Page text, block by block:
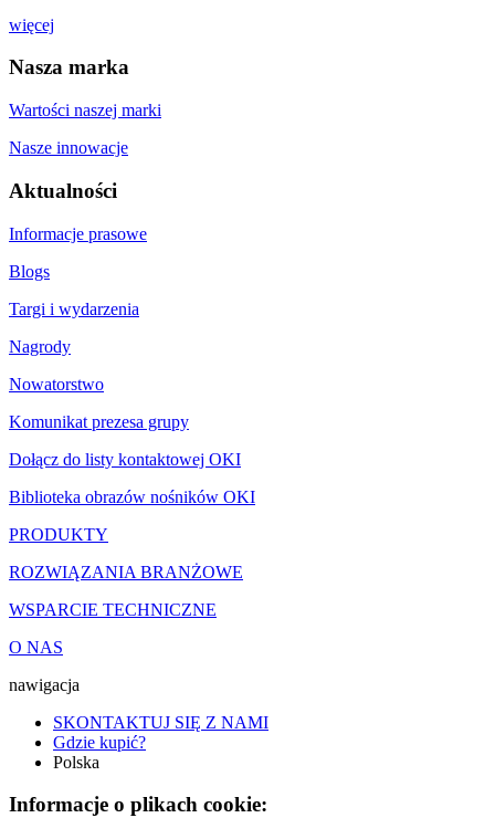
więcej
Nasza marka
Wartości naszej marki
Nasze innowacje
Aktualności
Informacje prasowe
Blogs
Targi i wydarzenia
Nagrody
Nowatorstwo
Komunikat prezesa grupy
Dołącz do listy kontaktowej OKI
Biblioteka obrazów nośników OKI
PRODUKTY
ROZWIĄZANIA BRANŻOWE
WSPARCIE TECHNICZNE
O NAS
nawigacja
SKONTAKTUJ SIĘ Z NAMI
Gdzie kupić?
Polska
Informacje o plikach cookie: